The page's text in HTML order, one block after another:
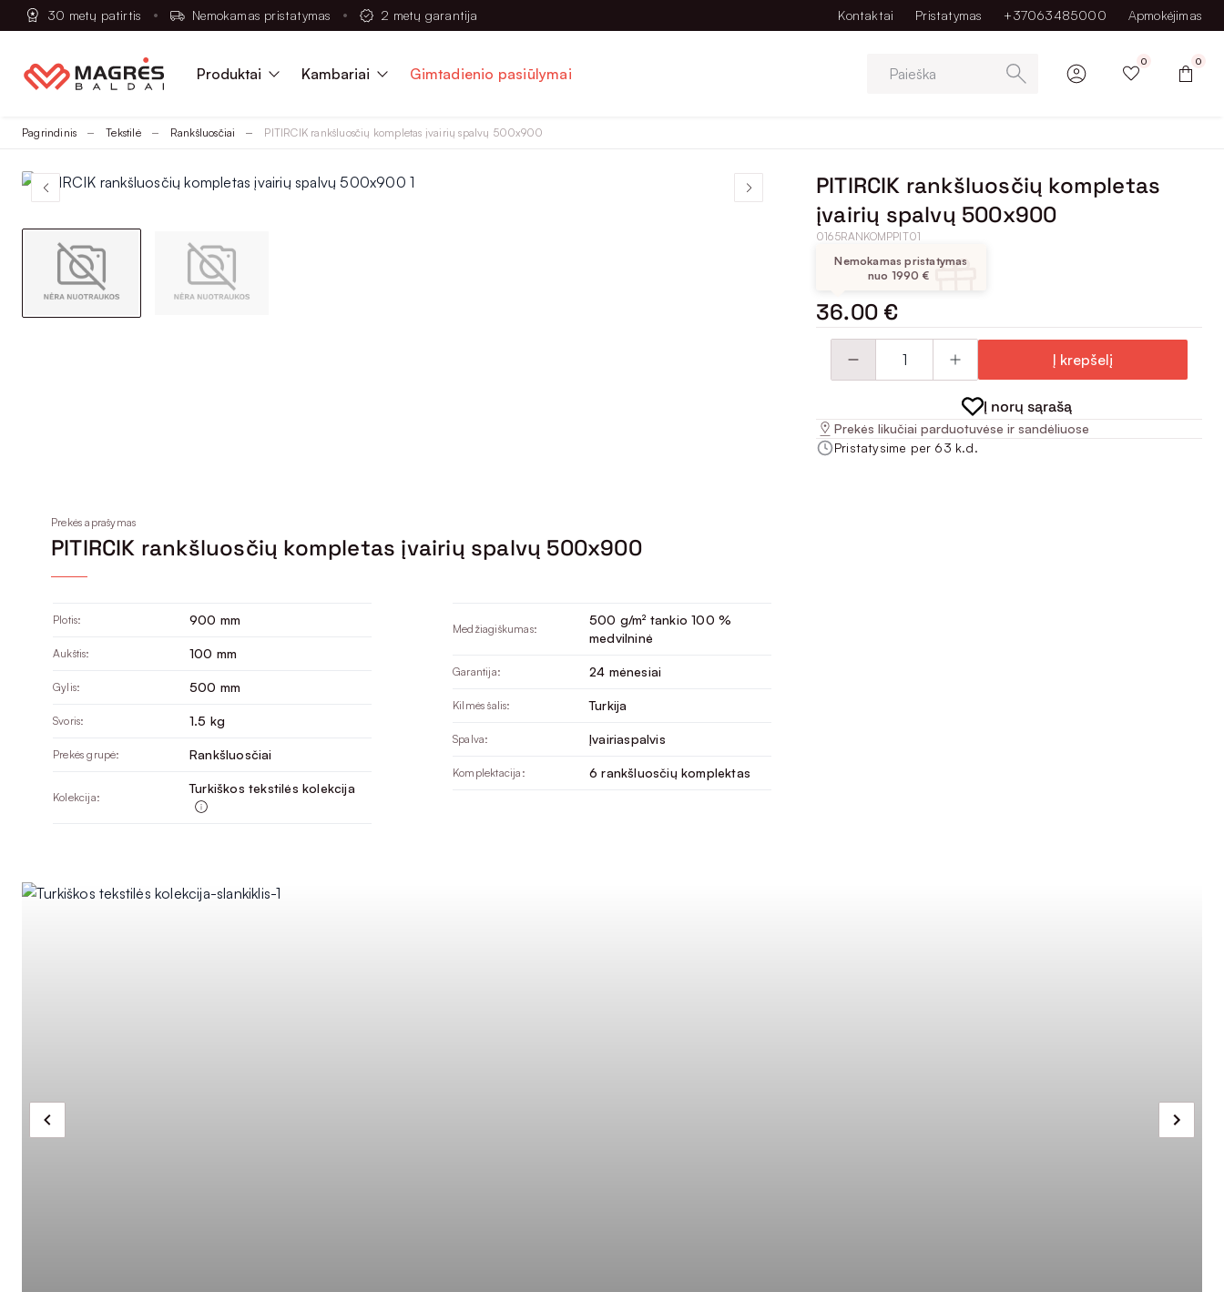
30 metų patirtis Nemokamas pristatymas 2 metų garantija Kontaktai Pristatymas +37063485000 Apmokėjimas
Produktai Kambariai Gimtadienio pasiūlymai Paieška
0 0
Pagrindinis Tekstilė Rankšluosčiai PITIRCIK rankšluosčių kompletas įvairių spalvų 500x900
PITIRCIK rankšluosčių kompletas
įvairių spalvų 500x900
0165RANKOMPPIT01
Nemokamas pristatymas
nuo 1990 €
36.00 €
Į krepšelį
Į norų sąrašą
Prekės likučiai parduotuvėse ir sandėliuose
Pristatysime per 63 k.d.
Prekės aprašymas
PITIRCIK rankšluosčių kompletas įvairių spalvų 500x900
Plotis: 900 mm
Aukštis: 100 mm
Gylis: 500 mm
Svoris: 1.5 kg
Prekės grupė: Rankšluosčiai
Kolekcija:
Turkiškos tekstilės kolekcija
Medžiagiškumas:
500 g/m² tankio 100 %
medvilninė
Garantija: 24 mėnesiai
Kilmės šalis: Turkija
Spalva: Įvairiaspalvis
Komplektacija: 6 rankšluosčių komplektas